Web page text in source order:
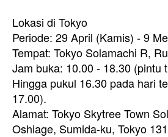
Lokasi di Tokyo
Periode: 29 April (Kamis) - 9
Tempat: Tokyo Solamachi R,
Jam buka: 10.00 - 18.30 (pintu
Hingga pukul 16.30 pada hari
17.00).
Alamat: Tokyo Skytree Town
Oshiage, Sumida-ku, Tokyo